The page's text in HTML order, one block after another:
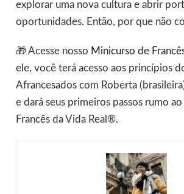
explorar uma nova cultura e abrir
oportunidades. Então, por que não
🎁 Acesse nosso Minicurso de
ele, você terá acesso aos princípios
Afrancesados com Roberta
e dará seus primeiros passos rumo
Francês da Vida Real®.